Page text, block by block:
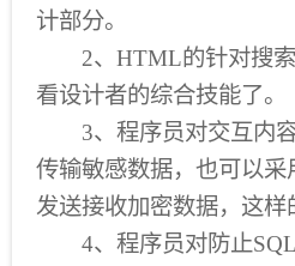
计部分。
2、HTML的针对搜索
看设计者的综合技能了。
3、程序员对交互内容
传输敏感数据，也可以采
发送接收加密数据，这样
4、程序员对防止SQL